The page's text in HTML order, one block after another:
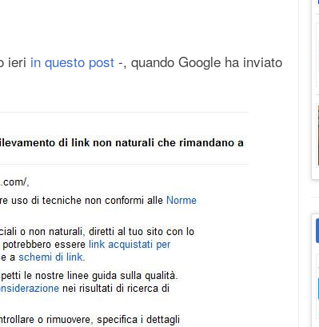
ieri in questo post -, quando Google ha inviato